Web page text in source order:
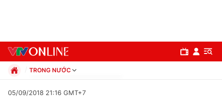
TRONG NƯỚC
Xã hội
05/09/2018 21:16 GMT+7